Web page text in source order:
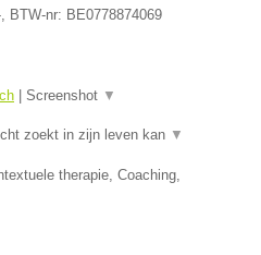
, BTW-nr: BE0778874069
Screenshot ▼
zoekt in zijn leven kan ▼
therapie, Coaching,